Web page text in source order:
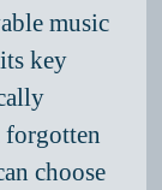
music
key
forgotten
choose